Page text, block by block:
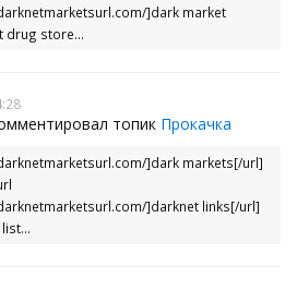
]dark market
drug store...
топик Прокачка
]dark markets[/url]
]darknet links[/url]